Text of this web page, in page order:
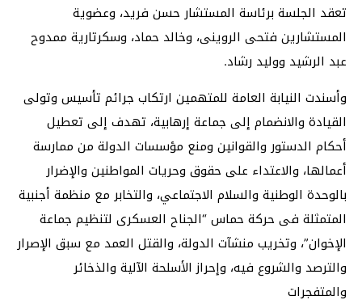
تعقد الجلسة برئاسة المستشار حسن فريد، وعضوية
المستشارين فتحى الروينى، وخالد حماد، وسكرتارية ممدوح
عبد الرشيد ووليد رشاد.
وأسندت النيابة العامة للمتهمين ارتكاب جرائم تأسيس وتولى
القيادة والانضمام إلى جماعة إرهابية، تهدف إلى تعطيل
أحكام الدستور والقوانين ومنع مؤسسات الدولة من ممارسة
أعمالها، والاعتداء على حقوق وحريات المواطنين والإضرار
بالوحدة الوطنية والسلام الاجتماعي، والتخابر مع منظمة أجنبية
المتمثلة فى حركة حماس “الجناح العسكرى لتنظيم جماعة
الإخوان”، وتخريب منشآت الدولة، والقتل العمد مع سبق الإصرار
والترصد والشروع فيه، وإحراز الأسلحة الآلية والذخائر
والمتفجرات